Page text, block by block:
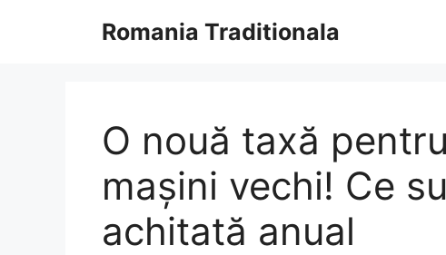
Romania Traditionala
O nouă taxă
mașini vechi! Ce
achitată anual